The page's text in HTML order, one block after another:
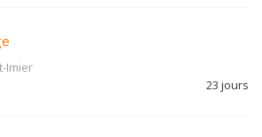
Imier
23 jours